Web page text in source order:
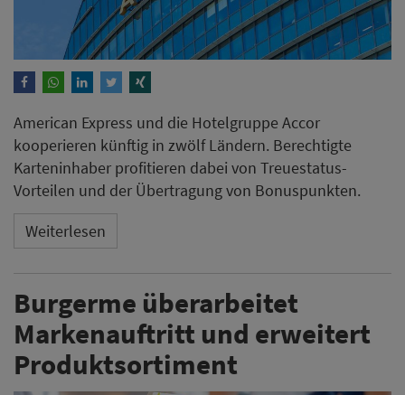
American Express und die Hotelgruppe Accor
kooperieren künftig in zwölf Ländern. Berechtigte
Karteninhaber profitieren dabei von Treuestatus-
Vorteilen und der Übertragung von Bonuspunkten.
Weiterlesen
Burgerme überarbeitet
Markenauftritt und erweitert
Produktsortiment